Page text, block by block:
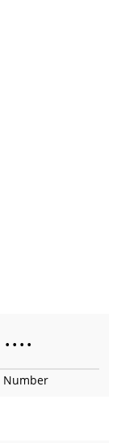
• • • •
Number